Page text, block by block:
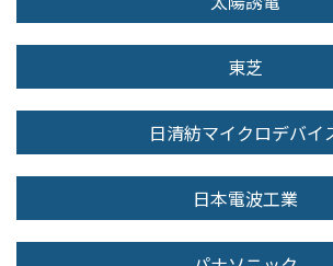
東芝
日清紡マイクロデバイ
日本電波工業